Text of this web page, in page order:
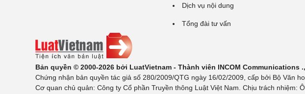
Dịch vụ nội dung
Tổng đài tư vấn
Bản quyền © 2000-2026 bởi LuatVietnam - Thành viên INCOM Communications
Chứng nhận bản quyền tác giả số 280/2009/QTG ngày 16/02/2009, cấp bởi Bộ Văn
Cơ quan chủ quản: Công ty Cổ phần Truyền thông Luật Việt Nam. Chịu trách nhiệm: